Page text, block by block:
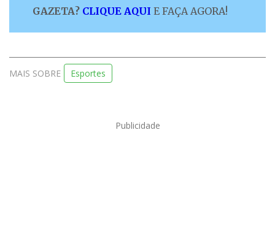
GAZETA? CLIQUE AQUI E FAÇA AGORA!
MAIS SOBRE Esportes
Publicidade